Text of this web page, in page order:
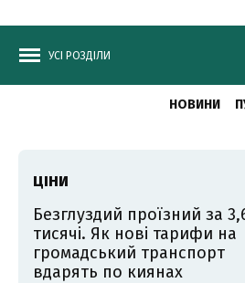
УСІ РОЗДІЛИ
НОВИНИ
ЦІНИ
Безглуздий проїзний за
тисячі. Як нові тарифи на
громадський транспорт
вдарять по киянах